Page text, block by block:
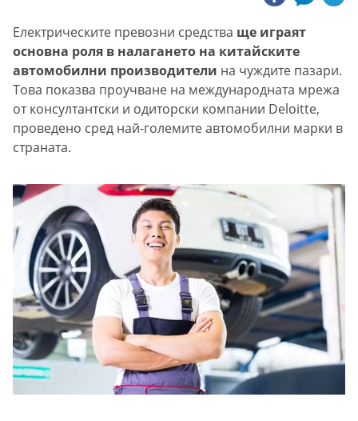
Електрическите превозни средства ще играят
основна роля в налагането на китайските
автомобилни производители на чуждите пазари.
Това показва проучване на международната мрежа
от консултантски и одиторски компании Deloitte,
проведено сред най-големите автомобилни марки в
страната.